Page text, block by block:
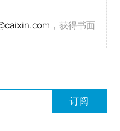
，获得书面
订阅